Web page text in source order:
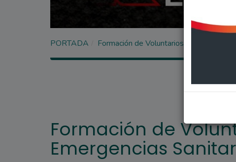
PORTADA Formación de Voluntarios en
Formación de
Emergencias